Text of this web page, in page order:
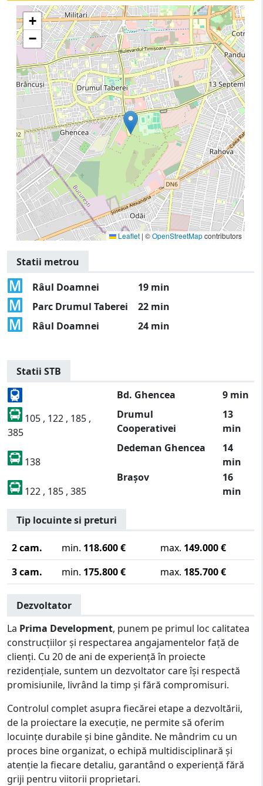
+
−
Leaflet | ©OpenStreetMapcontributors
Statii metrou
Râul Doamnei
19 min
Parc Drumul Taberei
22 min
Râul Doamnei
24 min
Statii STB
Bd. Ghencea
9 min
105 , 122 , 185 ,
385
Drumul
Cooperativei
13
min
138
Dedeman Ghencea
14
min
122 , 185 , 385
Brașov
16
min
Tip locuinte si preturi
2 cam. min. 118.600 € max. 149.000 €
3 cam.
min. 175.800 € max. 185.700 €
Dezvoltator
La Prima Development, punem pe primul loc calitatea
construcțiilor și respectarea angajamentelor față de
clienți. Cu 20 de ani de experiență în proiecte
rezidențiale, suntem un dezvoltator care își respectă
promisiunile, livrând la timp și fără compromisuri.
Controlul complet asupra fiecărei etape a dezvoltării,
de la proiectare la execuție, ne permite să oferim
locuințe durabile și bine gândite. Ne mândrim cu un
proces bine organizat, o echipă multidisciplinară și
atenție la fiecare detaliu, garantând o experiență fără
griji pentru viitorii proprietari.